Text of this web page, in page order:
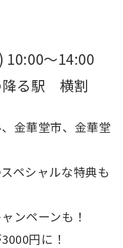
10:00〜14:00
降る駅 横割
金華堂市、金華堂
ペシャルな特典も
ンペーンも！
円に！